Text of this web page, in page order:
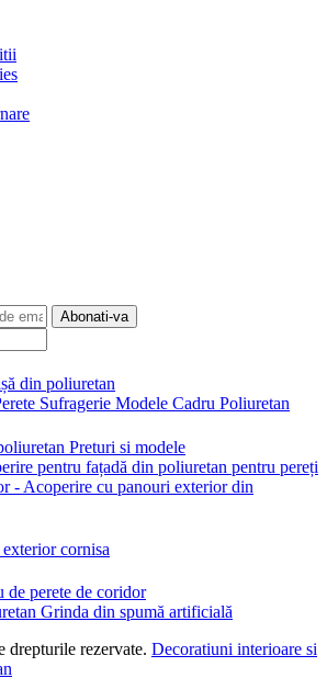
Abonati-va
din poliuretan
Sufragerie Modele Cadru Poliuretan
Preturi si modele
pentru fațadă din poliuretan pentru pereți
- Acoperire cu panouri exterior din
cornisa
de perete de coridor
Grinda din spumă artificială
drepturile rezervate. Decoratiuni interioare si